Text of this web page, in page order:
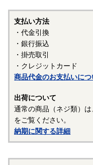
支払い方法
・代金引換
・銀行振込
・掛売取引
・クレジットカード
商品代金のお支払いにつ
出荷について
通常の商品（ネジ類）
をご覧ください。
納期に関する詳細